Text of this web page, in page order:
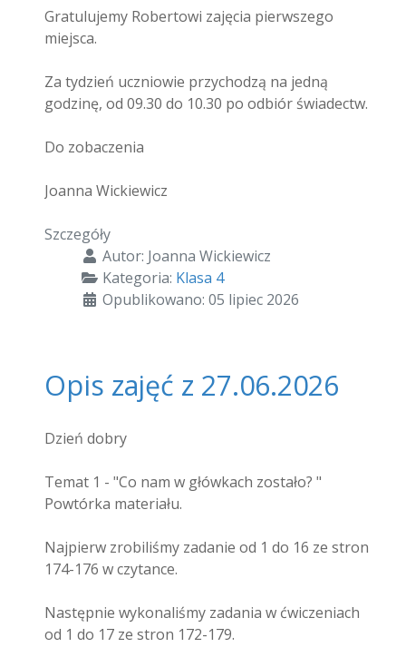
Gratulujemy Robertowi zajęcia pierwszego
miejsca.
Za tydzień uczniowie przychodzą na jedną
godzinę, od 09.30 do 10.30 po odbiór świadectw.
Do zobaczenia
Joanna Wickiewicz
Szczegóły
Autor: Joanna Wickiewicz
Kategoria: Klasa 4
Opublikowano: 05 lipiec 2026
Opis zajęć z 27.06.2026
Dzień dobry
Temat 1 - "Co nam w główkach zostało? "
Powtórka materiału.
Najpierw zrobiliśmy zadanie od 1 do 16 ze stron
174-176 w czytance.
Następnie wykonaliśmy zadania w ćwiczeniach
od 1 do 17 ze stron 172-179.